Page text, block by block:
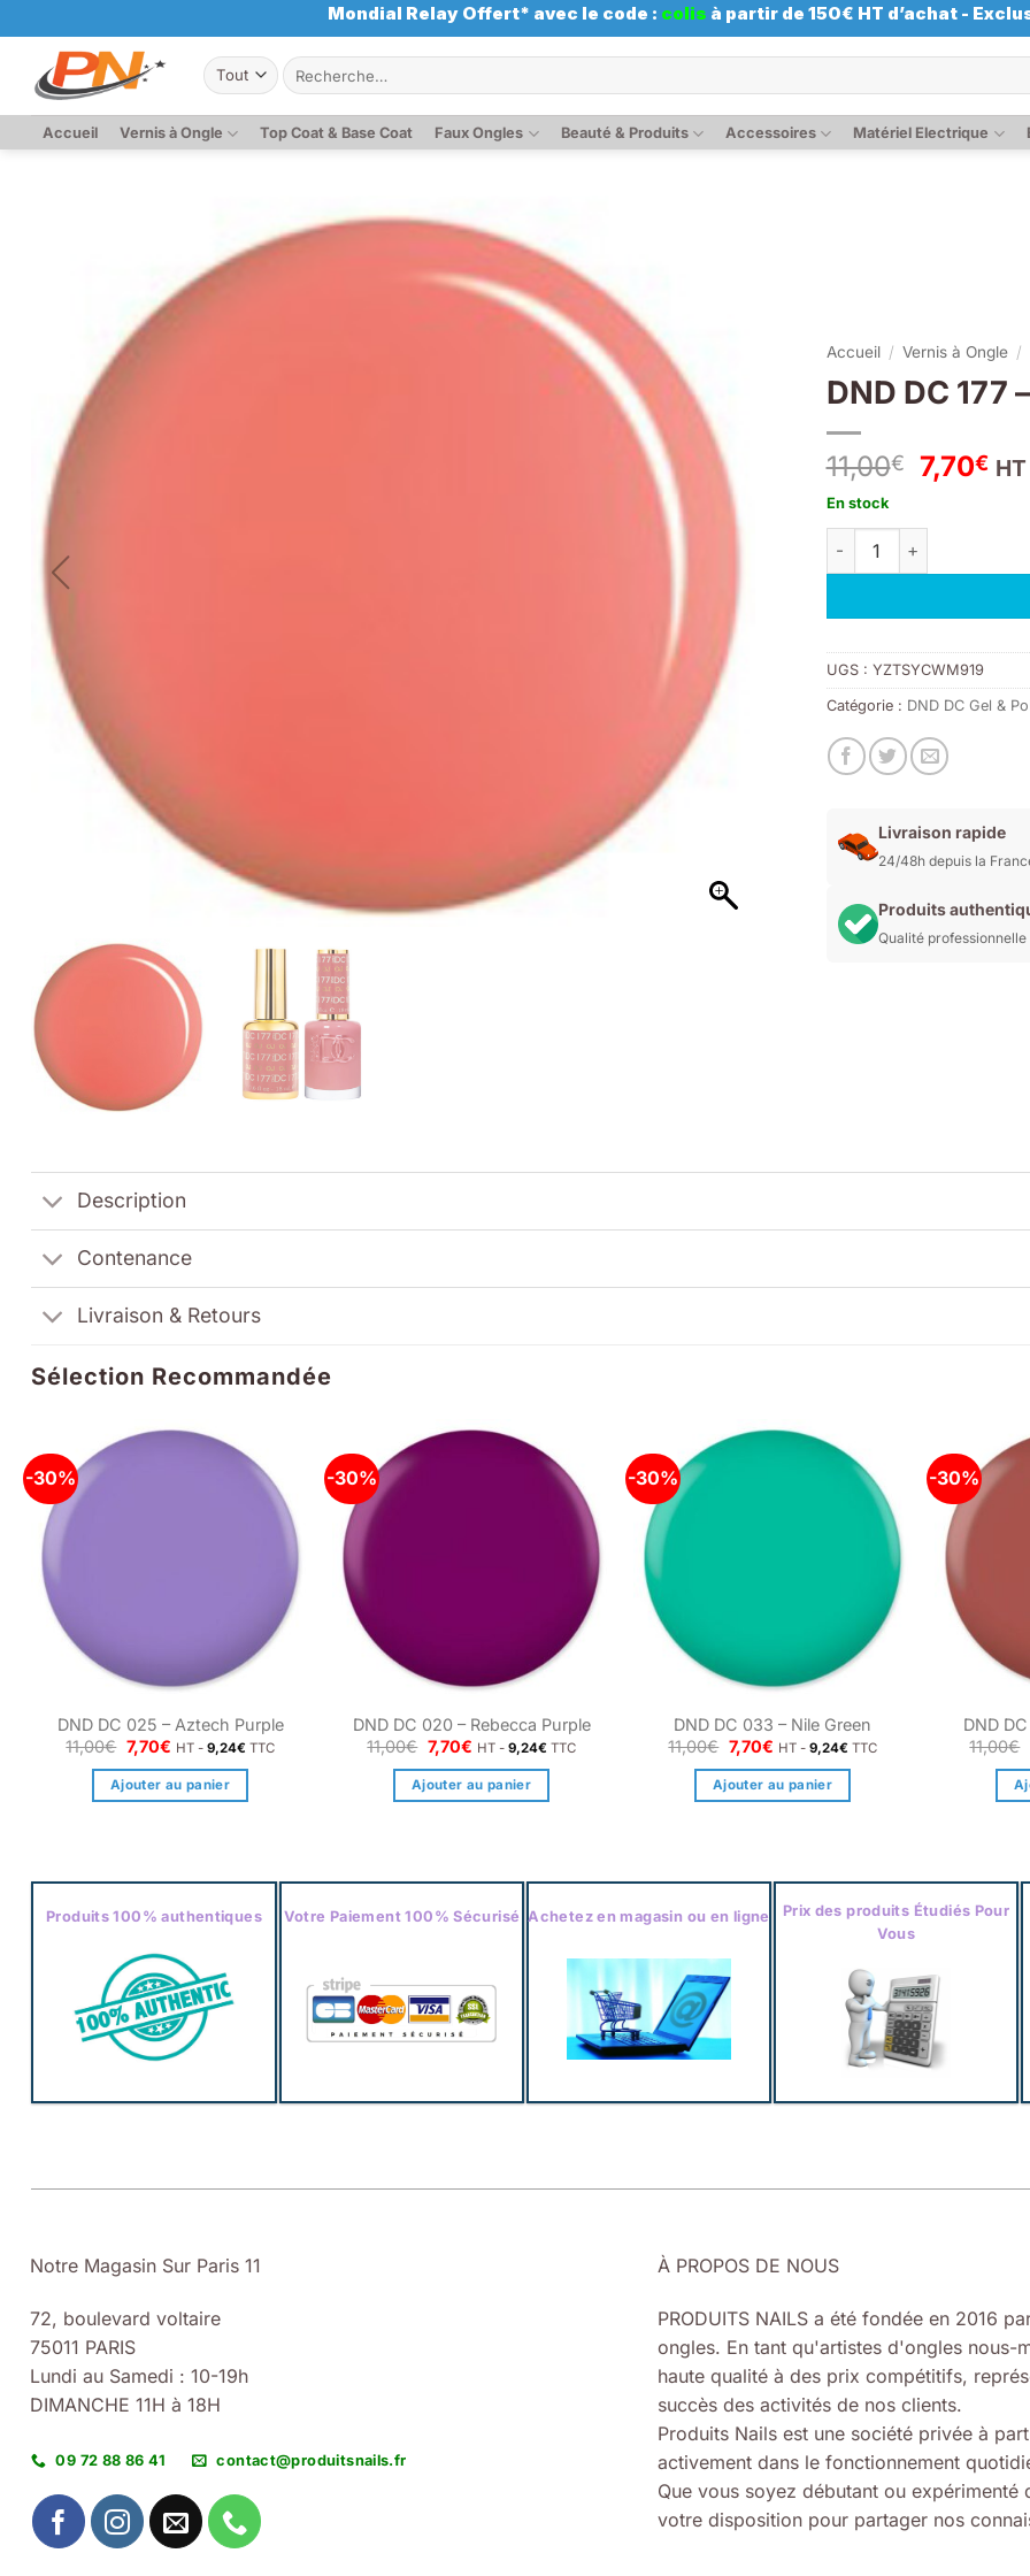
au
contenu
Mondial Relay Offert* avec le code : colis à partir de 150€ HT d’achat -
Recherche
pour :
Accueil Vernis à Ongle Top Coat & Base Coat Faux Ongles Beauté & Produits Accessoires Matériel Electrique
Accueil / Vernis à Ongle /
DND DC 177
11,00€
Le
prix
initial
11,00€.
7,70€Le
En stock
quantité de DND DC 177 -
UGS : YZTSYCWM919
Catégorie : DND DC Gel &
Livraison rapide
24/48h depuis la
Produits
Qualité professionnelle
Description
Contenance
Livraison & Retours
Sélection Recommandée
-30%
DND DC 025 – Aztech Purple
11,00€ Le
prix
initial
était :
7,70€Le
actuel
est :
HT - 9,24€ TTC
Ajouter au panier
-30%
DND DC 020 – Rebecca Purple
11,00€ Le
prix
initial
était :
7,70€Le
actuel
est :
HT - 9,24€ TTC
Ajouter au panier
-30%
DND DC 033 – Nile Green
11,00€ Le
prix
initial
était :
7,70€Le
actuel
est :
HT - 9,24€ TTC
Ajouter au panier
-30%
DND
11,00€
Produits 100% authentiques Votre Paiement 100% Sécurisé Achetez en magasin ou en ligne
Prix des produits Étudiés Pour
Vous
Notre Magasin Sur Paris 11
72, boulevard voltaire
75011 PARIS
Lundi au Samedi : 10-19h
DIMANCHE 11H à 18H
09 72 88 86 41 contact@produitsnails.fr
À PROPOS DE NOUS
PRODUITS NAILS a été fondée en 2016
ongles. En tant qu'artistes d'ongles nous-
haute qualité à des prix compétitifs,
succès des activités de nos clients.
Produits Nails est une société privée à
activement dans le fonctionnement
Que vous soyez débutant ou
votre disposition pour partager nos